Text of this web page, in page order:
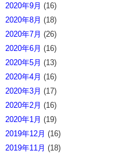
2020年9月 (16)
2020年8月 (18)
2020年7月 (26)
2020年6月 (16)
2020年5月 (13)
2020年4月 (16)
2020年3月 (17)
2020年2月 (16)
2020年1月 (19)
2019年12月 (16)
2019年11月 (18)